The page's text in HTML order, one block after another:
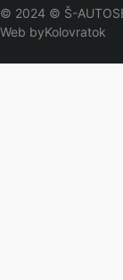
© 2024 © Š-
Web byKolovratok